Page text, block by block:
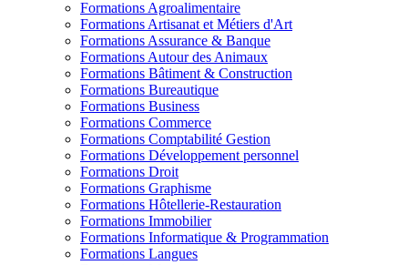
Formations Agroalimentaire
Formations Artisanat et Métiers d'Art
Formations Assurance & Banque
Formations Autour des Animaux
Formations Bâtiment & Construction
Formations Bureautique
Formations Business
Formations Commerce
Formations Comptabilité Gestion
Formations Développement personnel
Formations Droit
Formations Graphisme
Formations Hôtellerie-Restauration
Formations Immobilier
Formations Informatique & Programmation
Formations Langues